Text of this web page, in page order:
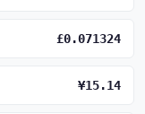
£0.071324
¥15.14